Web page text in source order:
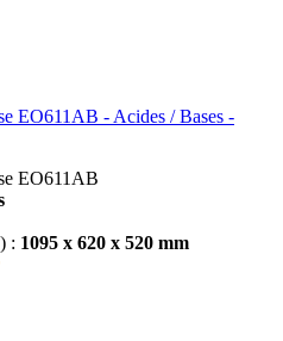
EO611AB - Acides / Bases -
EO611AB
: 1095 x 620 x 520 mm